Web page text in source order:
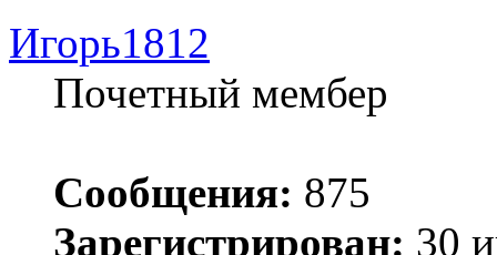
Игорь1812
Почетный мембер
Сообщения: 875
Зарегистрирован: 30